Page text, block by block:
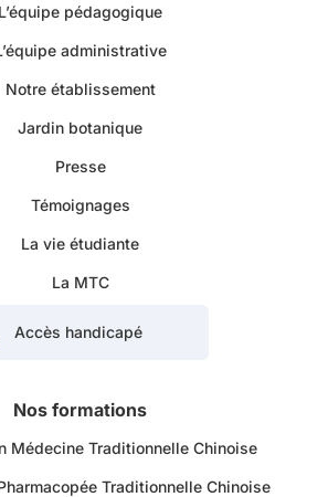
L’équipe pédagogique
administrative
Notre établissement
Jardin botanique
Presse
Témoignages
La vie étudiante
La MTC
Accès handicapé
Nos formations
Médecine Traditionnelle Chinoise
Traditionnelle Chinoise